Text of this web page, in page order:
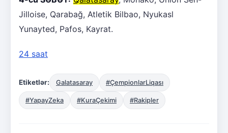
Jilloise, Qarabağ, Atletik Bilbao, Nyukasl
Yunayted, Pafos, Kayrat.
24 saat
Etiketlər: Galatasaray #ÇempionlarLiqası
#YapayZeka #KuraÇekimi #Rakipler